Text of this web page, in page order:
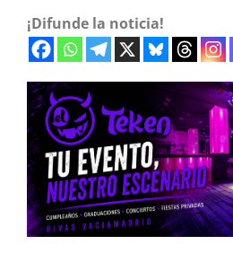
¡Difunde la noticia!